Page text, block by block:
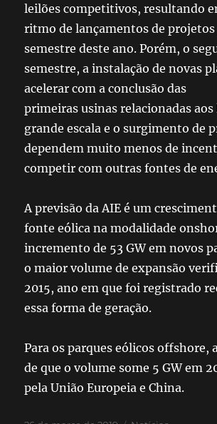
leilões competitivos, resultando
ritmo de lançamentos de
semestre deste ano. Porém, o
semestre, a instalação de novas
acelerar com a conclusão das
primeiras usinas relacionadas aos
grande escala e o surgimento de
dependem muito menos de
competir com outras fontes de
A previsão da AIE é um
fonte eólica na modalidade
incremento de 53 GW em novos
o maior volume de expansão
2015, ano em que foi registrado
essa forma de geração.
Para os parques eólicos offshore,
de que o volume some 5 GW em
pela União Europeia e China.